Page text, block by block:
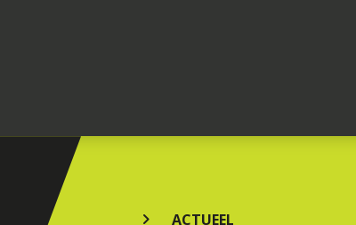
ACTUEEL